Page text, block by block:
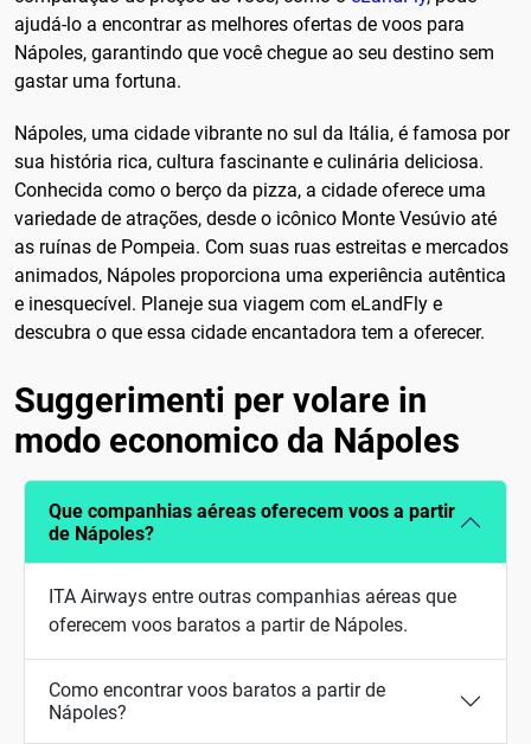
ajudá-lo a encontrar as melhores ofertas de voos para
Nápoles, garantindo que você chegue ao seu destino sem
gastar uma fortuna.
Nápoles, uma cidade vibrante no sul da Itália, é famosa por
sua história rica, cultura fascinante e culinária deliciosa.
Conhecida como o berço da pizza, a cidade oferece uma
variedade de atrações, desde o icônico Monte Vesúvio até
as ruínas de Pompeia. Com suas ruas estreitas e mercados
animados, Nápoles proporciona uma experiência autêntica
e inesquecível. Planeje sua viagem com eLandFly e
descubra o que essa cidade encantadora tem a oferecer.
Suggerimenti per volare in
modo economico da Nápoles
Que companhias aéreas oferecem voos a partir
de Nápoles?
ITA Airways entre outras companhias aéreas que
oferecem voos baratos a partir de Nápoles.
Como encontrar voos baratos a partir de
Nápoles?